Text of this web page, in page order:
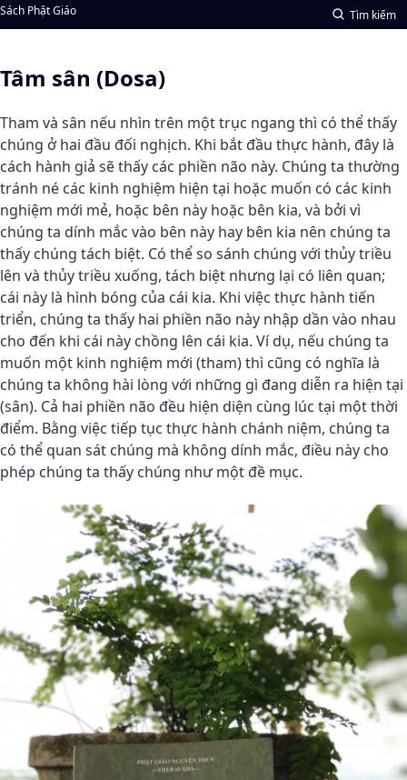
Sách Phật Giáo Tìm kiếm
Tâm sân (Dosa)
Tham và sân nếu nhìn trên một trục ngang thì có thể thấy
chúng ở hai đầu đối nghịch. Khi bắt đầu thực hành, đây là
cách hành giả sẽ thấy các phiền não này. Chúng ta thường
tránh né các kinh nghiệm hiện tại hoặc muốn có các kinh
nghiệm mới mẻ, hoặc bên này hoặc bên kia, và bởi vì
chúng ta dính mắc vào bên này hay bên kia nên chúng ta
thấy chúng tách biệt. Có thể so sánh chúng với thủy triều
lên và thủy triều xuống, tách biệt nhưng lại có liên quan;
cái này là hình bóng của cái kia. Khi việc thực hành tiến
triển, chúng ta thấy hai phiền não này nhập dần vào nhau
cho đến khi cái này chồng lên cái kia. Ví dụ, nếu chúng ta
muốn một kinh nghiệm mới (tham) thì cũng có nghĩa là
chúng ta không hài lòng với những gì đang diễn ra hiện tại
(sân). Cả hai phiền não đều hiện diện cùng lúc tại một thời
điểm. Bằng việc tiếp tục thực hành chánh niệm, chúng ta
có thể quan sát chúng mà không dính mắc, điều này cho
phép chúng ta thấy chúng như một đề mục.